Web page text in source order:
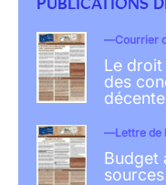
Courrier
Le droit
des
Lettre de
Budget